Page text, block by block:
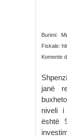
Burimi:
Fiskale:
Komente
janë
niveli i
është